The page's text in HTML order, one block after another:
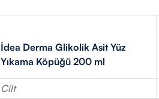
İdea Derma Glikolik Asit Yüz
Yıkama Köpüğü 200 ml
Cilt